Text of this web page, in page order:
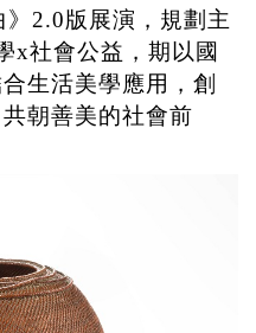
2.0版展演，規劃主
x社會公益，期以國
生活美學應用，創
朝善美的社會前